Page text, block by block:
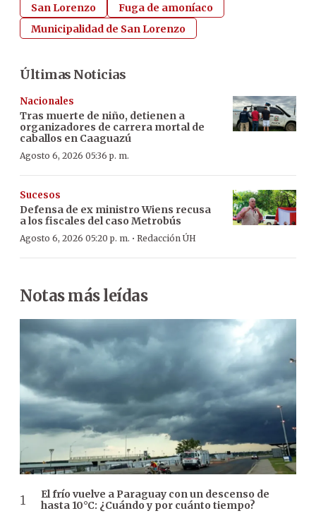
San Lorenzo
Fuga de amoníaco
Municipalidad de San Lorenzo
Últimas Noticias
Nacionales
Tras muerte de niño, detienen a
organizadores de carrera mortal de
caballos en Caaguazú
Agosto 6, 2026 05:36 p. m.
Sucesos
Defensa de ex ministro Wiens recusa
a los fiscales del caso Metrobús
Agosto 6, 2026 05:20 p. m. · Redacción ÚH
Notas más leídas
El frío vuelve a Paraguay con un descenso de
hasta 10°C: ¿Cuándo y por cuánto tiempo?